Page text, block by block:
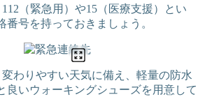
112（緊急用）や15（医療支援）とい
番号を持っておきましょう。
変わりやすい天気に備え、軽量の防水
良いウォーキングシューズを用意して